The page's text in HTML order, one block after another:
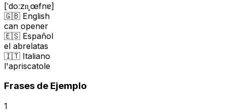
[ˈdoːzn̩ˌœfnɐ]
🇬🇧 English
can opener
🇪🇸 Español
el abrelatas
🇮🇹 Italiano
l'apriscatole
Frases de Ejemplo
1